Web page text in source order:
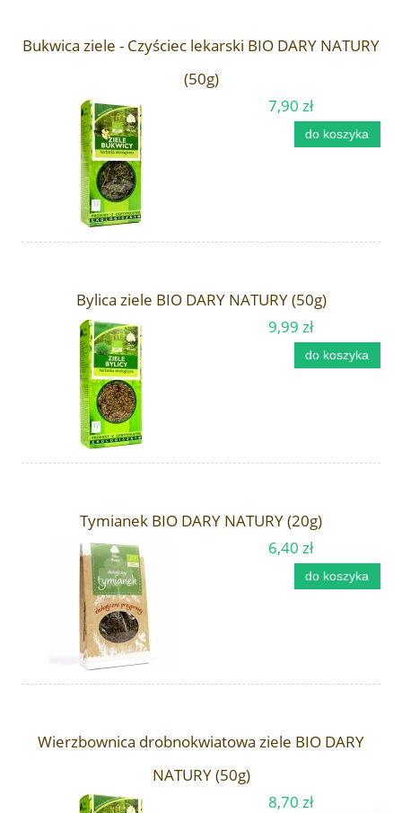
Bukwica ziele - Czyściec lekarski BIO DARY NATURY
(50g)
7,90 zł
do koszyka
Bylica ziele BIO DARY NATURY (50g)
9,99 zł
do koszyka
Tymianek BIO DARY NATURY (20g)
6,40 zł
do koszyka
Wierzbownica drobnokwiatowa ziele BIO DARY
NATURY (50g)
8,70 zł